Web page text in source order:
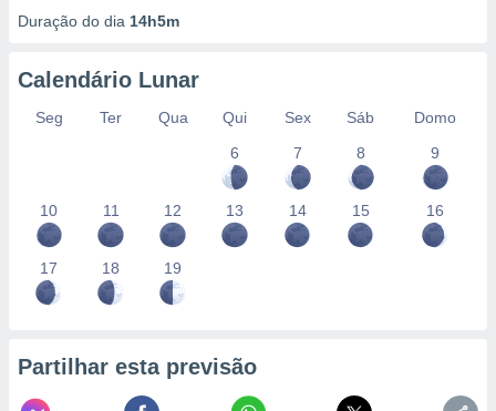
Duração do dia 14h5m
Calendário Lunar
Seg Ter Qua Qui Sex Sáb
Domo
6
7 8 9
10 11 12 13 14 15 16
17 18 19
Partilhar esta previsão